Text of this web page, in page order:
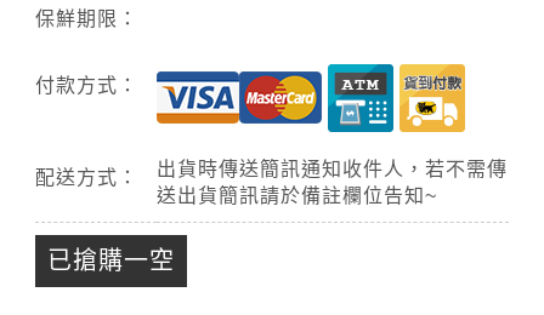
保鮮期限：
付款方式：
配送方式：
出貨時傳送簡訊通知收件人，若不需傳
送出貨簡訊請於備註欄位告知~
已搶購一空